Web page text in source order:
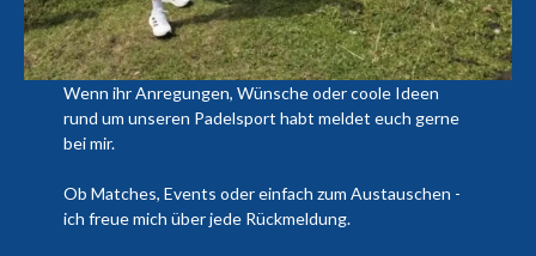
Wenn ihr Anregungen, Wünsche oder coole Ideen
rund um unseren Padelsport habt meldet euch gerne
bei mir.
Ob Matches, Events oder einfach zum Austauschen -
ich freue mich über jede Rückmeldung.